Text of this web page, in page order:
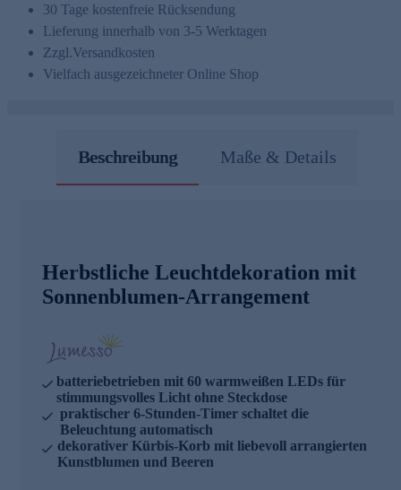
30 Tage kostenfreie Rücksendung
Lieferung innerhalb von 3-5 Werktagen
Zzgl.Versandkosten
Vielfach ausgezeichneter Online Shop
Beschreibung Maße & Details
Herbstliche Leuchtdekoration mit
Sonnenblumen-Arrangement
batteriebetrieben mit 60 warmweißen LEDs für
stimmungsvolles Licht ohne Steckdose
praktischer 6-Stunden-Timer schaltet die
Beleuchtung automatisch
dekorativer Kürbis-Korb mit liebevoll arrangierten
Kunstblumen und Beeren